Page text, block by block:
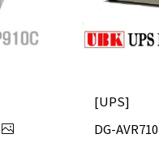
UPS
DG-AVR710